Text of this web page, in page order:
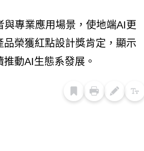
專業應用場景，使地端AI更
榮獲紅點設計獎肯定，顯示
動AI生態系發展。